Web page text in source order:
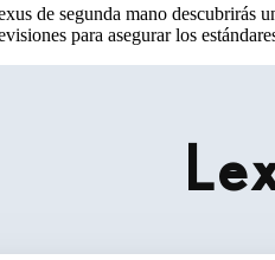
de segunda mano descubrirás
para asegurar los